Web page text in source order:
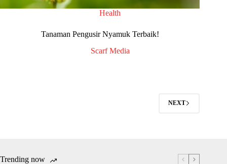
Health
Tanaman Pengusir Nyamuk Terbaik!
Scarf Media
NEXT
Trending now